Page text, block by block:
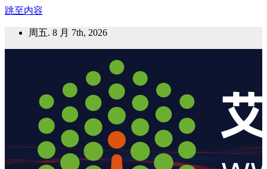
跳至内容
周五. 8 月 7th, 2026